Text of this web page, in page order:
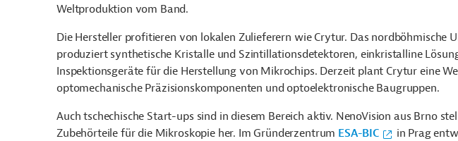
Weltproduktion vom Band.
Die Hersteller profitieren von lokalen Zulieferern wie Crytur. Das nordböhmische
produziert synthetische Kristalle und Szintillationsdetektoren, einkristalline
Inspektionsgeräte für die Herstellung von Mikrochips. Derzeit plant Crytur eine
optomechanische Präzisionskomponenten und optoelektronische Baugruppen.
Auch tschechische Start-ups sind in diesem Bereich aktiv. NenoVision aus Brno
Zubehörteile für die Mikroskopie her. Im Gründerzentrum ESA-BIC in Prag